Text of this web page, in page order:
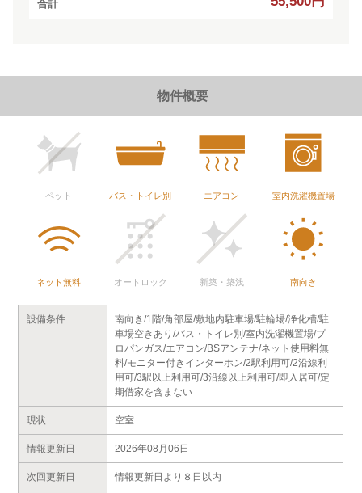
合計
物件概要
ペット バス・トイレ別 エアコン 室内洗濯機置場
ネット無料 オートロック 新築・築浅 南向き
設備条件
南向き/1階/角部屋/敷地内駐車場/駐輪場/浄化槽/駐
車場空きあり/バス・トイレ別/室内洗濯機置場/プ
ロパンガス/エアコン/BSアンテナ/ネット使用料無
料/モニター付きインターホン/2駅利用可/2沿線利
用可/3駅以上利用可/3沿線以上利用可/即入居可/定
期借家を含まない
現状 空室
情報更新日 2026年08月06日
次回更新日 情報更新日より８日以内